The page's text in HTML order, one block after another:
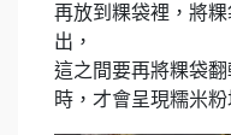
再放到粿袋裡，將
出，
這之間要再將粿袋
時，才會呈現糯米粉